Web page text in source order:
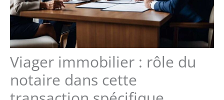
Viager immobilier : rôle du
notaire dans cette